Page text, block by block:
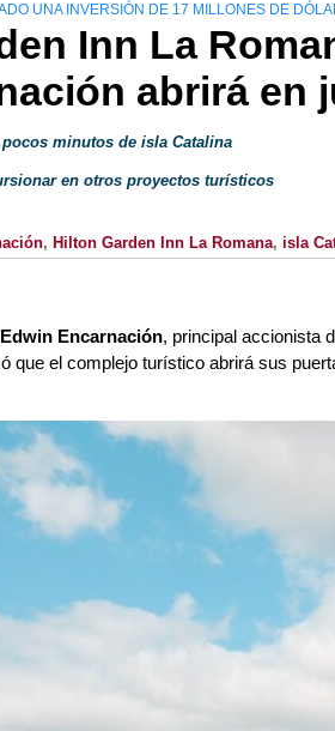
UNA INVERSIÓN DE 17 MILLONES DE
Inn La
abrirá en
minutos de isla Catalina
en otros proyectos turísticos
, Hilton Garden Inn La Romana, isla
Edwin Encarnación, principal accionista
que el complejo turístico abrirá sus